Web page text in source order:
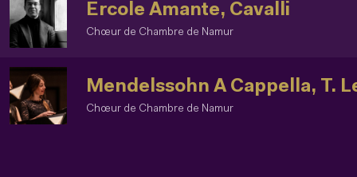
Chœur de Chambre de Namur
Ercole Amante, Cavalli
Chœur de Chambre de Namur
Mendelssohn A Cappella, T.